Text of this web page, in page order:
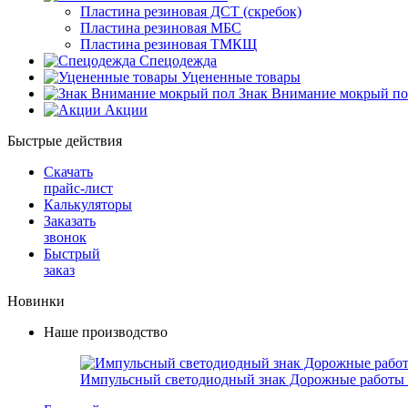
Пластина резиновая ДСТ (скребок)
Пластина резиновая МБС
Пластина резиновая ТМКЩ
Спецодежда
Уцененные товары
Знак Внимание мокрый
Акции
Быстрые действия
Скачать
прайс-лист
Калькуляторы
Заказать
звонок
Быстрый
заказ
Новинки
Наше производство
Импульсный светодиодный знак Дорожные работы